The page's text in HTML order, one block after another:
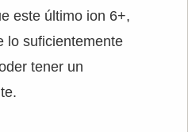
este último ion 6+,
lo suficientemente
tener un